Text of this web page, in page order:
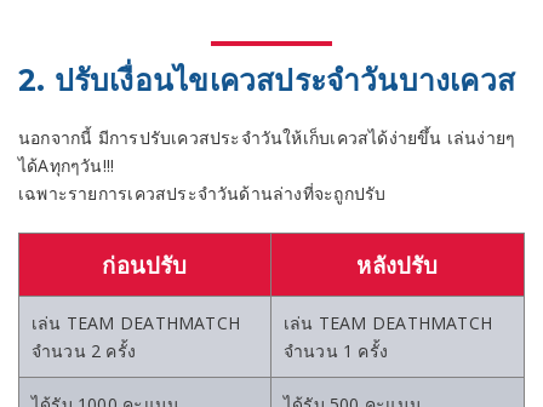
2. ปรับเงื่อนไขเควสประจำวันบางเควส
นอกจากนี้ มีการปรับเควสประจำวันให้เก็บเควสได้ง่ายขึ้น เล่นง่ายๆ
ได้Aทุกๆวัน!!!
เฉพาะรายการเควสประจำวันด้านล่างที่จะถูกปรับ
ก่อนปรับ หลังปรับ
เล่น TEAM DEATHMATCH
จำนวน 2 ครั้ง
เล่น TEAM DEATHMATCH
จำนวน 1 ครั้ง